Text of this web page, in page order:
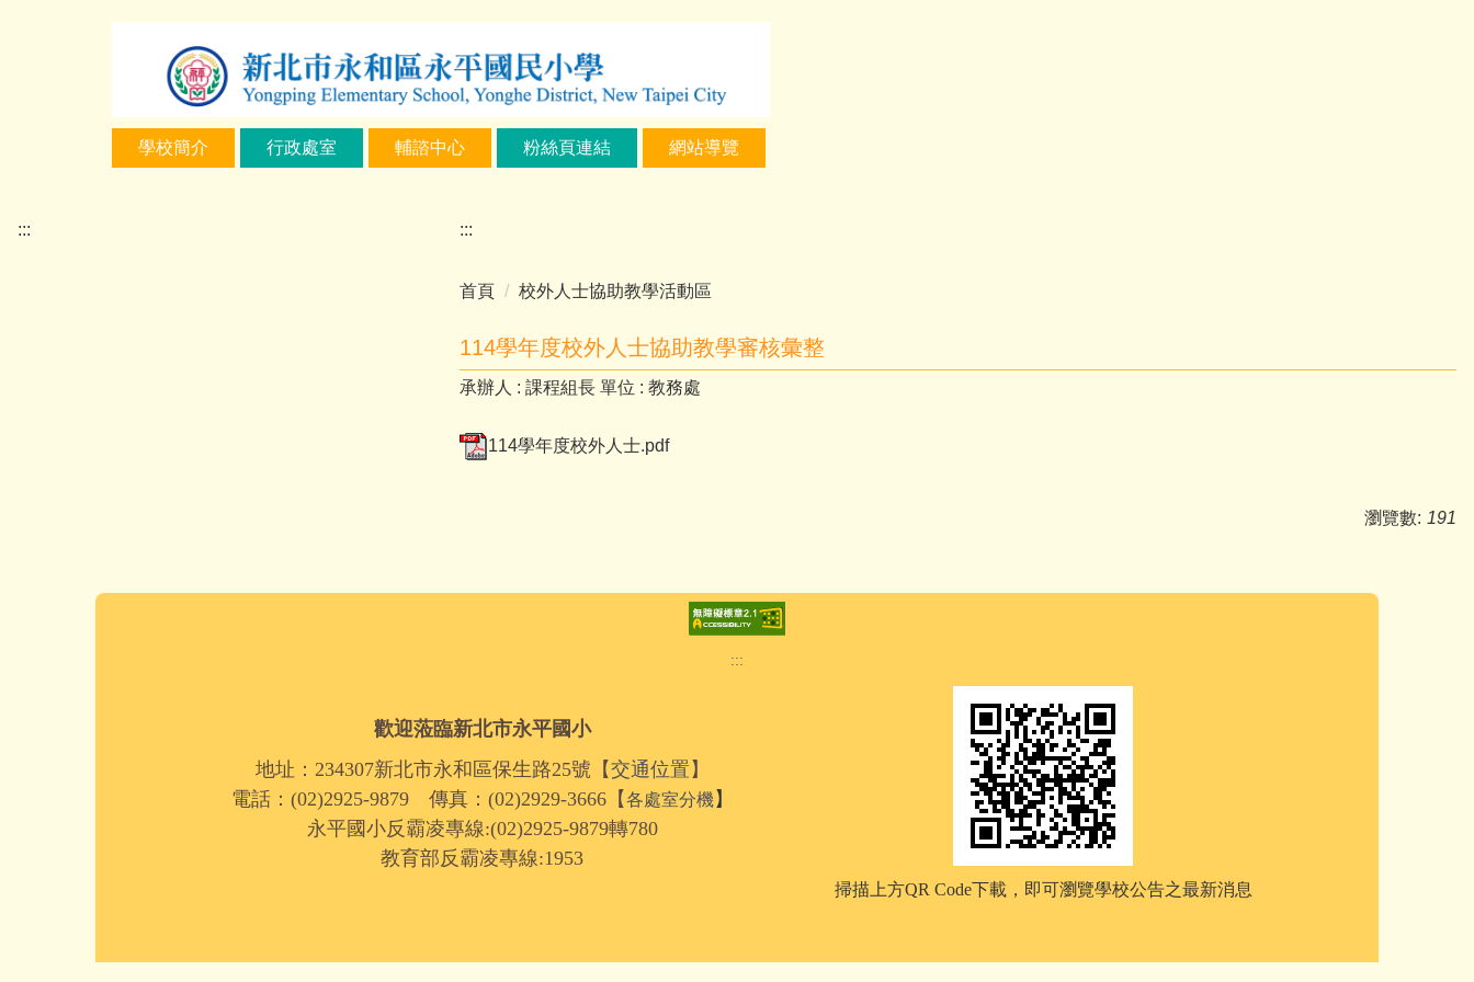
學校簡介 行政處室 輔諮中心 粉絲頁連結 網站導覽
::: :::
首頁 校外人士協助教學活動區
114學年度校外人士協助教學審核彙整
承辦人 :課程組長單位 :教務處
114學年度校外人士.pdf
瀏覽數: 191
:::
歡迎蒞臨新北市永平國小
地址：234307新北市永和區保生路25號【交通位置 】
電話：(02)2925-9879 傳真：(02)2929-3666【各處室分機】
永平國小反霸凌專線:(02)2925-9879轉780
教育部反霸凌專線:1953
掃描上方QR Code下載， 即可瀏覽學校公告之最新消息